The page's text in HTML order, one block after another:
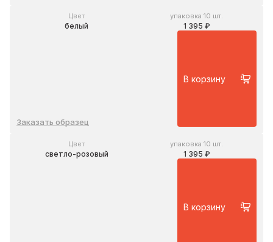
Цвет
белый
упаковка 10 шт.
1 395 ₽
Заказать образец
В корзину
Цвет
светло-розовый
упаковка 10 шт.
1 395 ₽
В корзину